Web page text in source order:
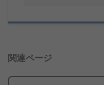
関連ページ